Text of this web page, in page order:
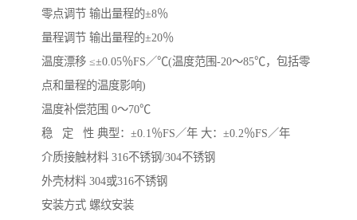
零点调节 输出量程的±8％
量程调节 输出量程的±20％
温度漂移 ≤±0.05％FS／℃(温度范围-20～85℃，包括零
点和量程的温度影响)
温度补偿范围 0～70℃
稳 定 性 典型：±0.1％FS／年 大：±0.2％FS／年
介质接触材料 316不锈钢/304不锈钢
外壳材料 304或316不锈钢
安装方式 螺纹安装